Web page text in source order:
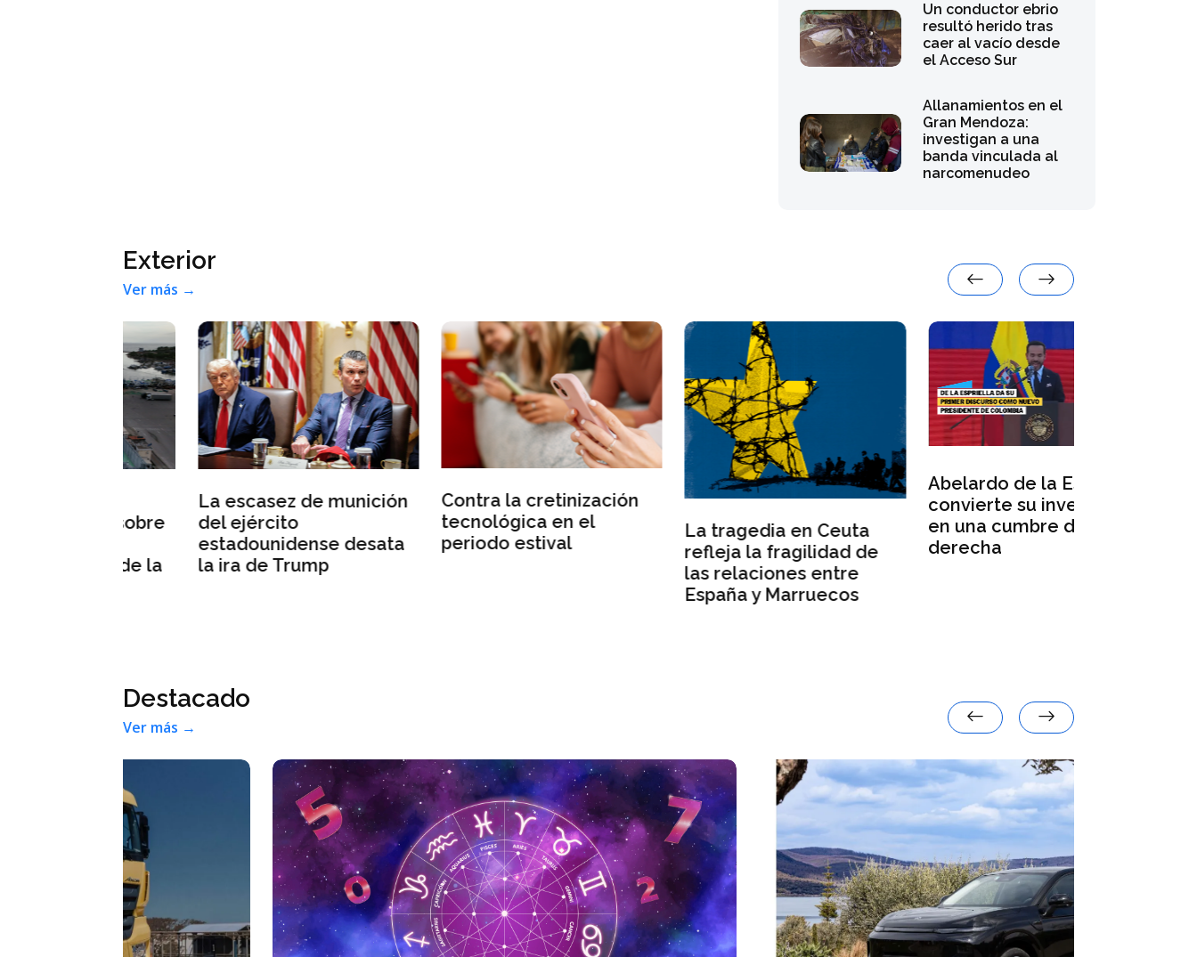
Un conductor ebrio
resultó herido tras
caer al vacío desde
el Acceso Sur
Allanamientos en el
Gran Mendoza:
investigan a una
banda vinculada al
narcomenudeo
Exterior
Ver más →
La escasez de munición
del ejército
estadounidense desata
la ira de Trump
Contra la cretinización
tecnológica en el
periodo estival
La tragedia en Ceuta
refleja la fragilidad de
las relaciones entre
España y Marruecos
Abelardo de la Espriella
convierte su investidura
en una cumbre de la
derecha
Destacado
Ver más →